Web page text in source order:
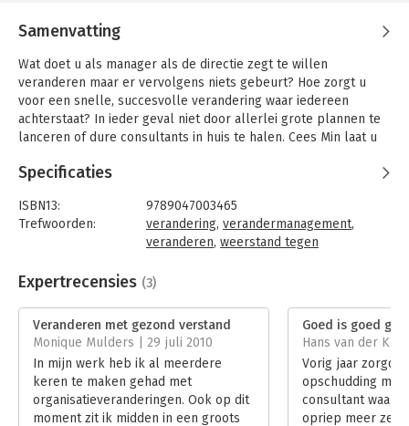
Samenvatting
Wat doet u als manager als de directie zegt te willen
veranderen maar er vervolgens niets gebeurt? Hoe zorgt u
voor een snelle, succesvolle verandering waar iedereen
achterstaat? In ieder geval niet door allerlei grote plannen te
lanceren of dure consultants in huis te halen. Cees Min laat u
bevrijdende aanpak, praktisch en gebaseerd op uw eigen
Dit boek beschrijft vijf baanbrekende inzichten in
verandermanagement, waaronder:
- stel hun individuele belangen centraal;
- werk snel en oplossingsgericht.
Mins inspirerende inzichten worden ondersteund en
geconcretiseerd in interviews met topmanagers van onder
meer Endemol, Lowlands en Achmea.'Veranderen met gezond
verstand' is hét boek voor iedere manager die gelooft in zijn
medewerkers, en die zich realiseert dat hij alle noodzakelijke
kennis en ervaring voor een goed verandertraject zelf in huis
Specificaties
ISBN13:
9789047003465
Trefwoorden:
verandering, verandermanagement,
veranderen, weerstand tegen
Taal:
Nederlands
Aantal pagina's:
Uitgever:
Business Contact
Druk:
1
Verschijningsdatum:
20-12-2012
Hoofdrubriek: Verandermanagement
Expertrecensies (3)
Veranderen met gezond verstand
Monique Mulders | 29 juli 2010
In mijn werk heb ik al meerdere
keren te maken gehad met
organisatieveranderingen. Ook op dit
moment zit ik midden in een groots
Goed is goed
Hans van der
Vorig jaar zorgde
opschudding met
consultant waarin
opriep meer zelf